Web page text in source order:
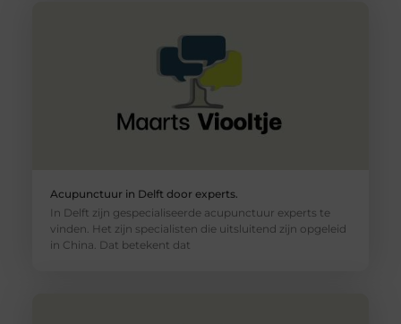
Acupunctuur in Delft door experts.
In Delft zijn gespecialiseerde acupunctuur experts te
vinden. Het zijn specialisten die uitsluitend zijn opgeleid
in China. Dat betekent dat